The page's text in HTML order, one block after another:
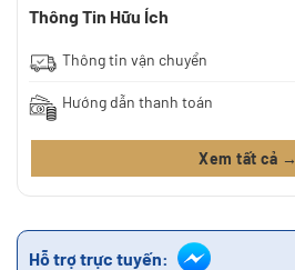
Thông Tin Hữu Ích
Thông tin vận chuyển
Hướng dẫn thanh toán
Xem tất cả →
Hỗ trợ trực tuyến: